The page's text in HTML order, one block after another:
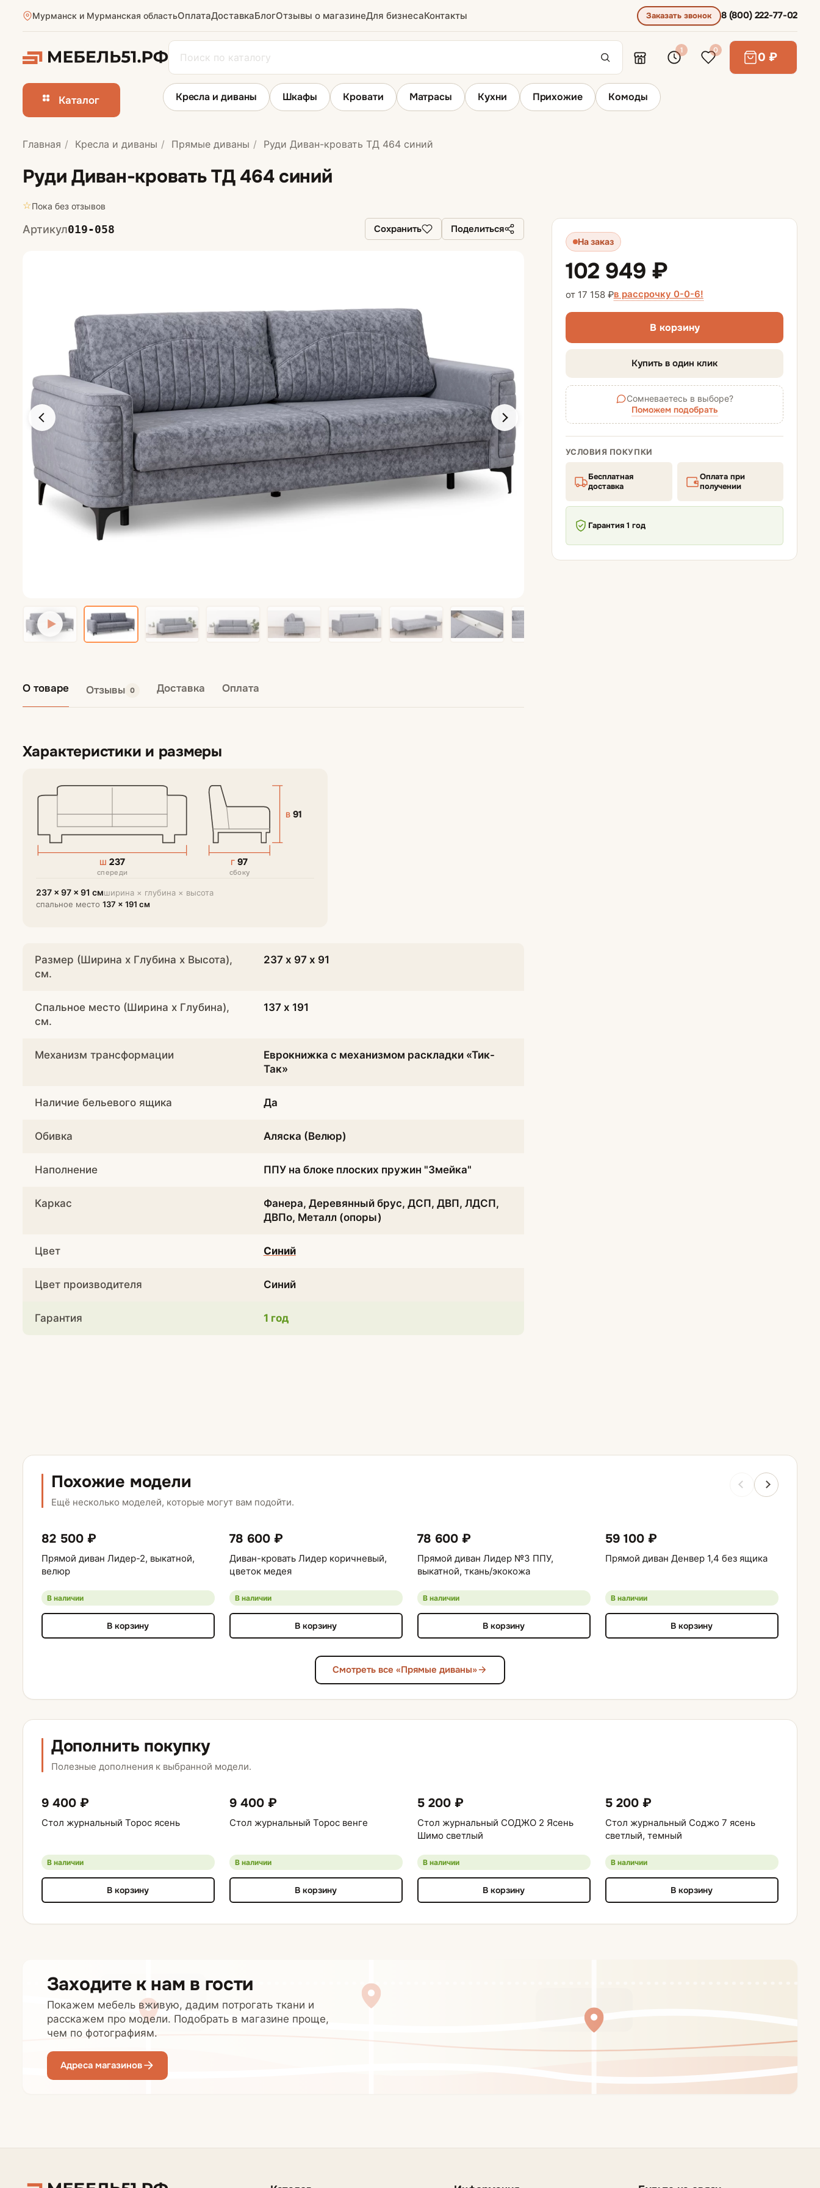
Мурманск и Мурманская областьОплатаДоставкаБлогОтзывы о магазинеДля бизнесаКонтакты Заказать звонок 8 (800) 222-77-02
1 0 0 ₽
Каталог
Диваны для ежедневного сна
Диваны раскладывающиеся вперед
Диваны-кровати
Диваны аккордеон
Кресла
Кресла для гостиной
Кресла-кровати
Кресла-качалки
Кресла на ножках
Диваны по типу
Кухонные диваны
Маленькие диваны
Большие диваны
Со съемным чехлом
Матрасы для диванов
Кресла и диваны Шкафы Кровати Матрасы Кухни Прихожие Комоды
Главная Кресла и диваны Прямые диваны Руди Диван-кровать ТД 464 синий
Руди Диван-кровать ТД 464 синий
☆Пока без отзывов
Артикул019-058 Сохранить Поделиться
О товаре Отзывы 0 Доставка Оплата
Характеристики и размеры
Ш 237 Г 97
В 91
спереди сбоку
237 × 97 × 91 смширина × глубина × высота
спальное место 137 × 191 см
Размер (Ширина х Глубина х Высота),
см.
237 х 97 х 91
Спальное место (Ширина х Глубина),
см.
137 х 191
Механизм трансформации
Еврокнижка с механизмом раскладки «Тик-
Так»
Наличие бельевого ящика Да
Обивка Аляска (Велюр)
Наполнение ППУ на блоке плоских пружин "Змейка"
Каркас
Фанера, Деревянный брус, ДСП, ДВП, ЛДСП,
ДВПо, Металл (опоры)
Цвет Синий
Цвет производителя Синий
Гарантия 1 год
На заказ
102 949 ₽
от 17 158 ₽в рассрочку 0-0-6!
В корзину
Купить в один клик
Сомневаетесь в выборе?
Поможем подобрать
УСЛОВИЯ ПОКУПКИ
Бесплатная
доставка
Оплата при
получении
Гарантия 1 год
Похожие модели
Ещё несколько моделей, которые могут вам подойти.
82 500 ₽
Прямой диван Лидер-2, выкатной,
велюр
В наличии
В корзину
78 600 ₽
Диван-кровать Лидер коричневый,
цветок медея
В наличии
В корзину
78 600 ₽
Прямой диван Лидер №3 ППУ,
выкатной, ткань/экокожа
В наличии
В корзину
59 100 ₽
Прямой диван Денвер 1,4 без ящика
В наличии
В корзину
Смотреть все «Прямые диваны»
Дополнить покупку
Полезные дополнения к выбранной модели.
9 400 ₽
Стол журнальный Торос ясень
В наличии
В корзину
9 400 ₽
Стол журнальный Торос венге
В наличии
В корзину
5 200 ₽
Стол журнальный СОДЖО 2 Ясень
Шимо светлый
В наличии
В корзину
5 200 ₽
Стол журнальный Соджо 7 ясень
светлый, темный
В наличии
В корзину
Заходите к нам в гости
Покажем мебель вживую, дадим потрогать ткани и
расскажем про модели. Подобрать в магазине проще,
чем по фотографиям.
Адреса магазинов